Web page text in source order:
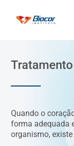
Quando o
forma adequada
organismo,